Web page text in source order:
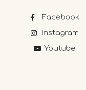
Facebook
Instagram
Youtube